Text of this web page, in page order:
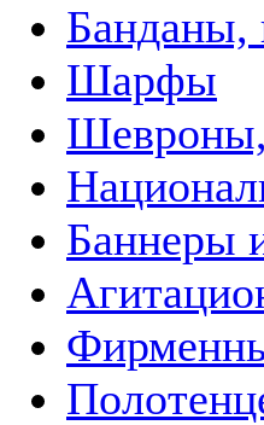
Банданы,
Шарфы
Баннеры